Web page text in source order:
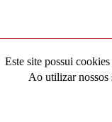
Este site possui
Ao utilizar nossos